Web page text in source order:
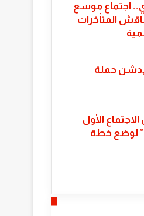
اجتماع موسع
المتأخرات
حملة
الأول
لوضع خطة